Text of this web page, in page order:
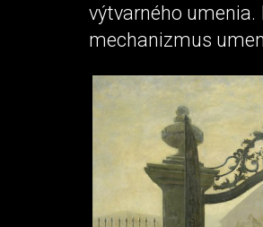
výtvarného
mechanizmus